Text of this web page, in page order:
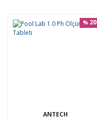
ANTECH
% 20